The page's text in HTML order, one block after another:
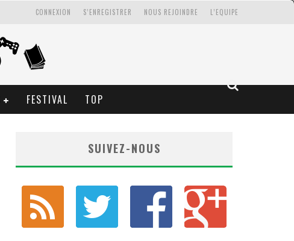
L’EQUIPE
NOUS REJOINDRE
S’ENREGISTRER
CONNEXION
FESTIVAL TOP
SUIVEZ-NOUS